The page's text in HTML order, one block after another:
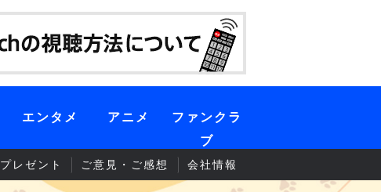
エンタメ アニメ
ファンクラ
ブ
プレゼント ご意見・ご感想 会社情報